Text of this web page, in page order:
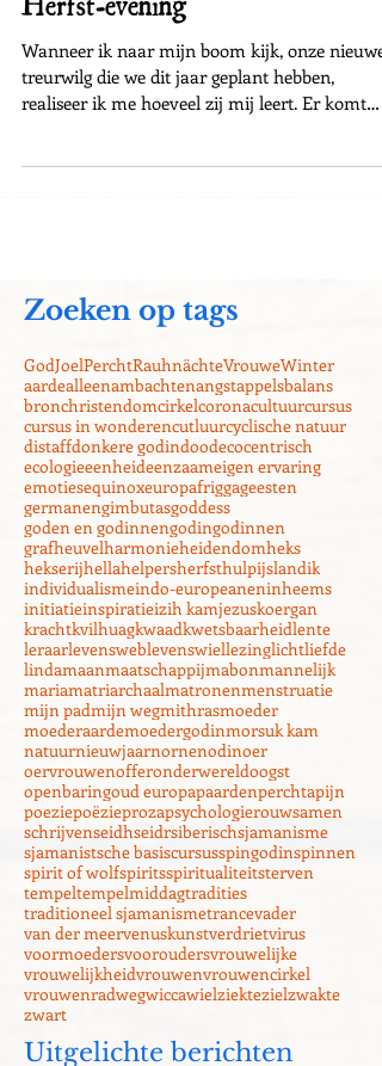
Herfst-evening
Wanneer ik naar mijn boom kijk, onze nieuwe
treurwilg die we dit jaar geplant hebben,
geen...
GodJoelPerchtRauhnächteVrouweWinter
aardealleenambachtenangstappelsbalans
bronchristendomcirkelcoronacultuurcursus
cursus in wonderencutluurcyclische natuur
distaffdonkere godindoodecocentrisch
ecologieeenheideenzaameigen ervaring
emotiesequinoxeuropafriggageesten
germanengimbutasgoddess
goden en godinnengodingodinnen
grafheuvelharmonieheidendomheks
hekserijhellahelpersherfsthulpijslandik
individualismeindo-europeaneninheems
initiatieinspiratieizih kamjezuskoergan
krachtkvilhuagkwaadkwetsbaarheidlente
leraarlevensweblevenswiellezinglichtliefde
linda maanmaatschappijmabonmannelijk
mariamatriarchaalmatronenmenstruatie
mijn padmijn wegmithrasmoeder
moederaardemoedergodinmorsuk kam
natuurnieuwjaarnornenodinoer
oervrouwenofferonderwereldoogst
openbaringoud europapaardenperchtapijn
poeziepoëzieprozapsychologierouwsamen
schrijvenseidhseidrsiberischsjamanisme
sjamanistsche basiscursusspingodin
spirit of wolfspiritsspiritualiteitsterven
tempeltempelmiddagtradities
traditioneel sjamanismetrancevader
van der meervenuskunstverdrietvirus
voormoedersvooroudersvrouwelijke
vrouwelijkheid vrouwen
zwart